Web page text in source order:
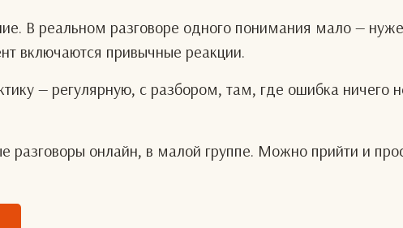
В реальном разговоре одного понимания мало —
включаются привычные реакции.
— регулярную, с разбором, там, где ошибка ничего
онлайн, в малой группе. Можно прийти и